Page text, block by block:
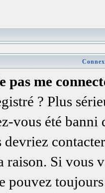
pas me
? Plus
vous été
devriez
Si vous
pouvez